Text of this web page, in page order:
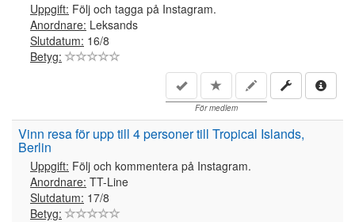
Uppgift: Följ och tagga på Instagram.
Anordnare: Leksands
Slutdatum: 16/8
Betyg:
För medlem
Vinn resa för upp till 4 personer till Tropical Islands,
Berlin
Uppgift: Följ och kommentera på Instagram.
Anordnare: TT-Line
Slutdatum: 17/8
Betyg: